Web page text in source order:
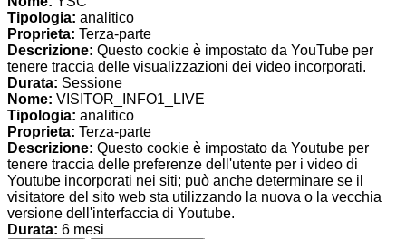
Tipologia: analitico
Proprieta: Terza-parte
Descrizione: Questo cookie è impostato da YouTube per
tenere traccia delle visualizzazioni dei video incorporati.
Durata: Sessione
Nome: VISITOR_INFO1_LIVE
Tipologia: analitico
Proprieta: Terza-parte
Descrizione: Questo cookie è impostato da Youtube per
tenere traccia delle preferenze dell'utente per i video di
Youtube incorporati nei siti; può anche determinare se il
visitatore del sito web sta utilizzando la nuova o la vecchia
versione dell'interfaccia di Youtube.
Durata: 6 mesi